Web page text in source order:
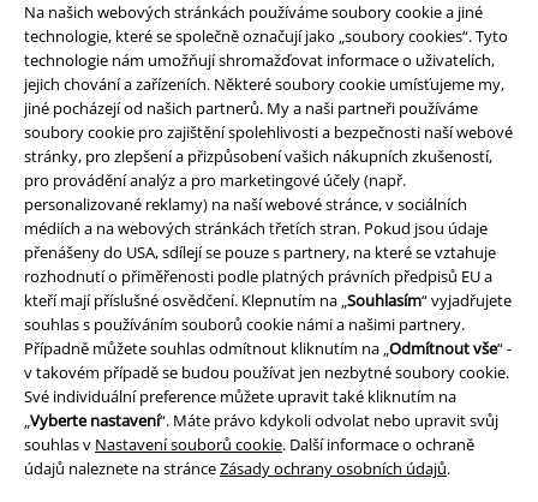
Na našich webových stránkách používáme soubory cookie a jiné
technologie, které se společně označují jako „soubory cookies“. Tyto
technologie nám umožňují shromažďovat informace o uživatelích,
jejich chování a zařízeních. Některé soubory cookie umísťujeme my,
jiné pocházejí od našich partnerů. My a naši partneři používáme
soubory cookie pro zajištění spolehlivosti a bezpečnosti naší webové
stránky, pro zlepšení a přizpůsobení vašich nákupních zkušeností,
pro provádění analýz a pro marketingové účely (např.
personalizované reklamy) na naší webové stránce, v sociálních
médiích a na webových stránkách třetích stran. Pokud jsou údaje
přenášeny do USA, sdílejí se pouze s partnery, na které se vztahuje
rozhodnutí o přiměřenosti podle platných právních předpisů EU a
kteří mají příslušné osvědčení. Klepnutím na „Souhlasím“ vyjadřujete
souhlas s používáním souborů cookie námi a našimi partnery.
Případně můžete souhlas odmítnout kliknutím na „Odmítnout vše“ -
v takovém případě se budou používat jen nezbytné soubory cookie.
Své individuální preference můžete upravit také kliknutím na
„Vyberte nastavení“. Máte právo kdykoli odvolat nebo upravit svůj
souhlas v Nastavení souborů cookie. Další informace o ochraně
údajů naleznete na stránceZásady ochrany osobních údajů.
Právní informace
Podmínky
Prohlášení
Ochrana osobních údajů
Likvidace odpadu a ochrana životního prostředí
Prohlášení o shodě
Informace o přístupnosti
Nastavení souborů cookie
Odstoupení od smlouvy